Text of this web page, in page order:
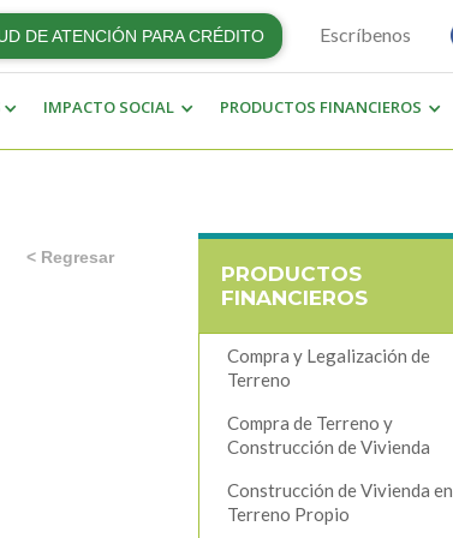
DE ATENCIÓN PARA CRÉDITO Escríbenos
IMPACTO SOCIAL PRODUCTOS FINANCIEROS
< Regresar
PRODUCTOS
FINANCIEROS
Compra y Legalización de
Terreno
Compra de Terreno y
Construcción de Vivienda
Construcción de Vivienda en
Terreno Propio